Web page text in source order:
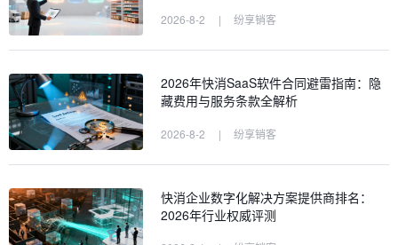
2026-8-2 | 纷享销客
2026年快消SaaS软件合同避雷指南：隐
藏费用与服务条款全解析
2026-8-2 | 纷享销客
快消企业数字化解决方案提供商排名：
2026年行业权威评测